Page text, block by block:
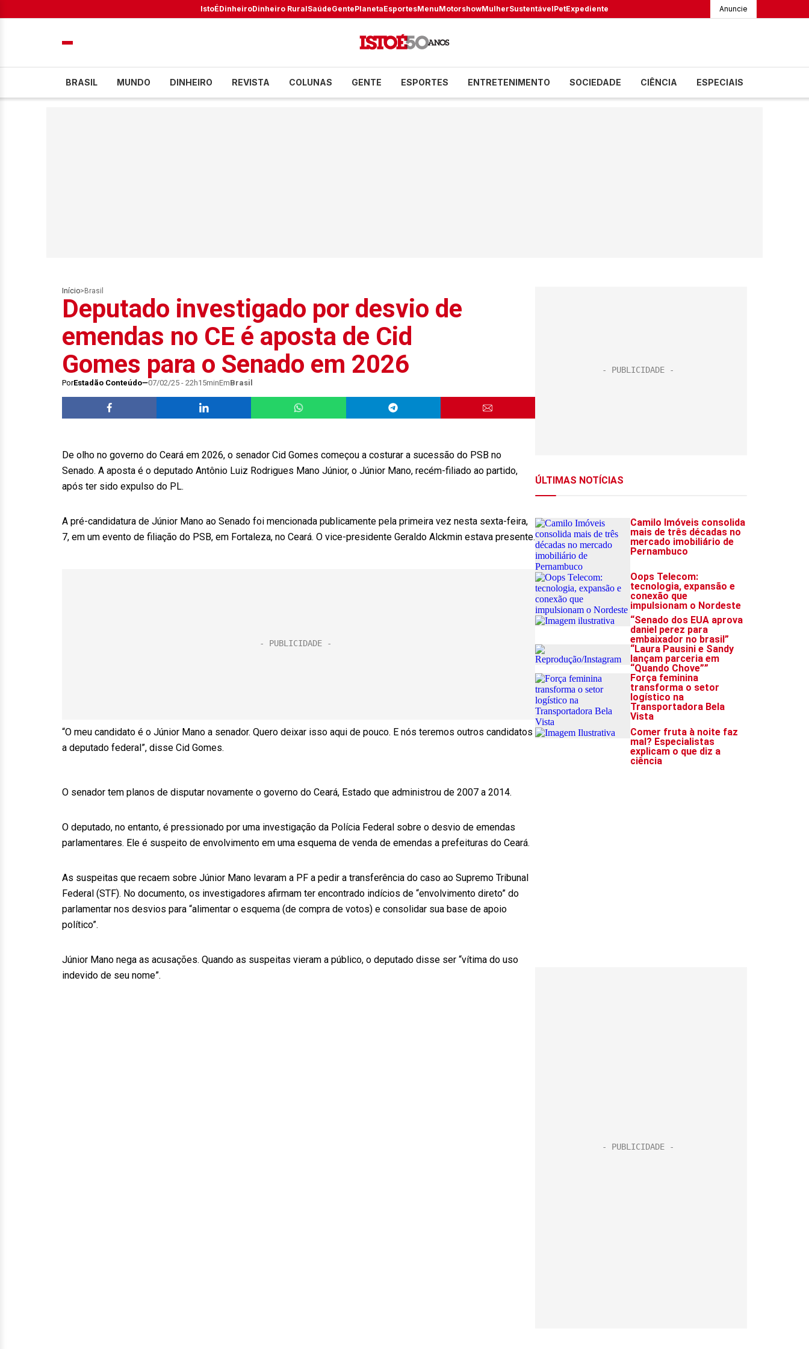
IstoÉDinheiroDinheiro RuralSaúdeGentePlanetaEsportesMenuMotorshowMulherSustentávelPetExpediente Anuncie
BRASIL MUNDO DINHEIRO REVISTA COLUNAS GENTE ESPORTES ENTRETENIMENTO SOCIEDADE CIÊNCIA ESPECIAIS
Início> Brasil
Deputado investigado por desvio de
emendas no CE é aposta de Cid
Gomes para o Senado em 2026
PorEstadão Conteúdo 07/02/25 - 22h15minEmBrasil
De olho no governo do Ceará em 2026, o senador Cid Gomes começou a costurar a sucessão do PSB no
Senado. A aposta é o deputado Antônio Luiz Rodrigues Mano Júnior, o Júnior Mano, recém-filiado ao partido,
após ter sido expulso do PL.
A pré-candidatura de Júnior Mano ao Senado foi mencionada publicamente pela primeira vez nesta sexta-feira,
7, em um evento de filiação do PSB, em Fortaleza, no Ceará. O vice-presidente Geraldo Alckmin estava presente.
“O meu candidato é o Júnior Mano a senador. Quero deixar isso aqui de pouco. E nós teremos outros candidatos
a deputado federal”, disse Cid Gomes.
O senador tem planos de disputar novamente o governo do Ceará, Estado que administrou de 2007 a 2014.
O deputado, no entanto, é pressionado por uma investigação da Polícia Federal sobre o desvio de emendas
parlamentares. Ele é suspeito de envolvimento em uma esquema de venda de emendas a prefeituras do Ceará.
As suspeitas que recaem sobre Júnior Mano levaram a PF a pedir a transferência do caso ao Supremo Tribunal
Federal (STF). No documento, os investigadores afirmam ter encontrado indícios de “envolvimento direto” do
parlamentar nos desvios para “alimentar o esquema (de compra de votos) e consolidar sua base de apoio
político”.
Júnior Mano nega as acusações. Quando as suspeitas vieram a público, o deputado disse ser “vítima do uso
indevido de seu nome”.